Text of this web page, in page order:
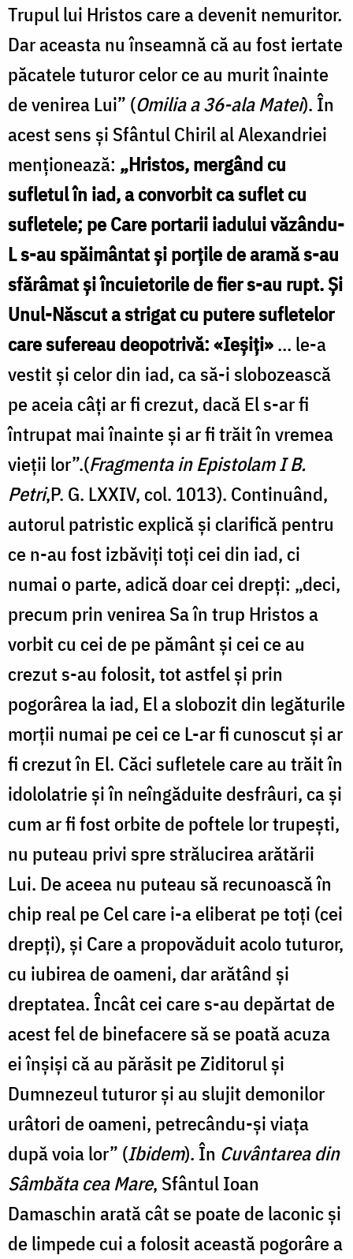
Trupul lui Hristos care a devenit nemuritor.
Dar aceasta nu înseamnă că au fost iertate
păcatele tuturor celor ce au murit înainte
de venirea Lui” (Omilia a 36-ala Matei). În
acest sens şi Sfântul Chiril al Alexandriei
menţionează: „Hristos, mergând cu
sufletul în iad, a convorbit ca suflet cu
sufletele; pe Care portarii iadului văzându-
L s-au spăimântat şi porţile de aramă s-au
sfărâmat şi încuietorile de fier s-au rupt. Şi
Unul-Născut a strigat cu putere sufletelor
care sufereau deopotrivă: «Ieşiţi»… le-a
vestit şi celor din iad, ca să-i slobozească
pe aceia câţi ar fi crezut, dacă El s-ar fi
întrupat mai înainte şi ar fi trăit în vremea
vieţii lor”.(Fragmenta in Epistolam I B.
Petri,P. G. LXXIV, col. 1013). Continuând,
autorul patristic explică și clarifică pentru
ce n-au fost izbăviți toți cei din iad, ci
numai o parte, adică doar cei drepți: „deci,
precum prin venirea Sa în trup Hristos a
vorbit cu cei de pe pământ și cei ce au
crezut s-au folosit, tot astfel și prin
pogorârea la iad, El a slobozit din legăturile
morții numai pe cei ce L-ar fi cunoscut și ar
fi crezut în El. Căci sufletele care au trăit în
idololatrie și în neîngăduite desfrâuri, ca și
cum ar fi fost orbite de poftele lor trupești,
nu puteau privi spre strălucirea arătării
Lui. De aceea nu puteau să recunoască în
chip real pe Cel care i-a eliberat pe toți (cei
drepți), și Care a propovăduit acolo tuturor,
cu iubirea de oameni, dar arătând și
dreptatea. Încât cei care s-au depărtat de
acest fel de binefacere să se poată acuza
ei înșiși că au părăsit pe Ziditorul și
Dumnezeul tuturor și au slujit demonilor
urâtori de oameni, petrecându-și viața
după voia lor” (Ibidem). În Cuvântarea din
Sâmbăta cea Mare, Sfântul Ioan
Damaschin arată cât se poate de laconic și
de limpede cui a folosit această pogorâre a